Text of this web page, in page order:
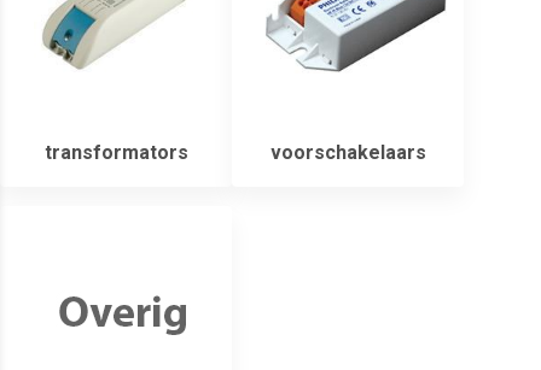
transformators voorschakelaars